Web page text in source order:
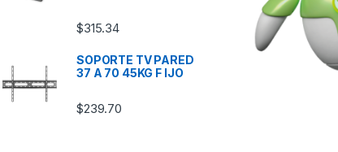
$315.34
SOPORTE TV PARED
37 A 70 45KG F IJO
$239.70